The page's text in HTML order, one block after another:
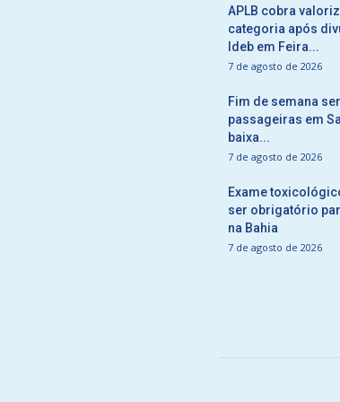
APLB cobra
categoria após
Ideb em Feira...
7 de agosto de 2026
Fim de semana
passageiras em
baixa...
7 de agosto de 2026
Exame
ser obrigatório
na Bahia
7 de agosto de 2026